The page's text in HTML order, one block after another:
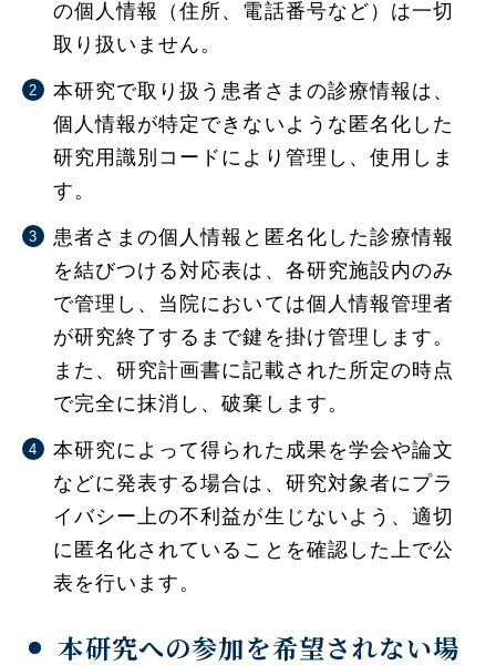
の個人情報（住所、電話番号など）は一切
取り扱いません。
本研究で取り扱う患者さまの診療情報は、
個人情報が特定できないような匿名化した
研究用識別コードにより管理し、使用しま
す。
患者さまの個人情報と匿名化した診療情報
を結びつける対応表は、各研究施設内のみ
で管理し、当院においては個人情報管理者
が研究終了するまで鍵を掛け管理します。
また、研究計画書に記載された所定の時点
で完全に抹消し、破棄します。
本研究によって得られた成果を学会や論文
などに発表する場合は、研究対象者にプラ
イバシー上の不利益が生じないよう、適切
に匿名化されていることを確認した上で公
表を行います。
本研究への参加を希望されない場